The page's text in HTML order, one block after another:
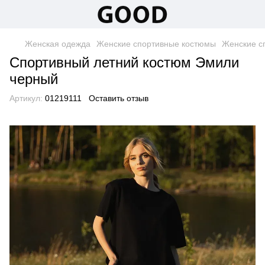
Женская одежда Женские спортивные костюмы Женские
Спортивный летний костюм Эмили
черный
Артикул: 01219111 Оставить отзыв